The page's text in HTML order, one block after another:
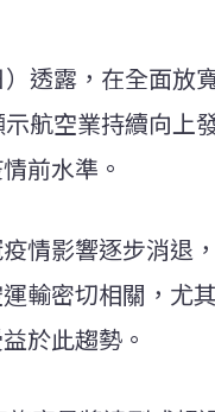
透露，在全面放
航空業持續向上
前水準。
情影響逐步消退
輸密切相關，尤
於此趨勢。